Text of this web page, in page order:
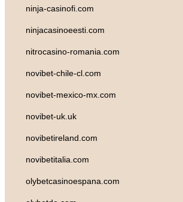
ninja-casinofi.com
ninjacasinoeesti.com
nitrocasino-romania.com
novibet-chile-cl.com
novibet-mexico-mx.com
novibet-uk.uk
novibetireland.com
novibetitalia.com
olybetcasinoespana.com